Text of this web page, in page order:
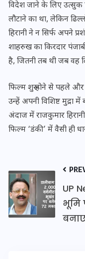
विदेश जाने के लिए उत्सुक
लौटाने का था, लेकिन
हिरानी ने न सिर्फ अपने
शाहरुख का किरदार
है, जितनी तब थी जब वह
फिल्म शुरू होने से पहले और
उन्हें अपनी विशिष्ट
अंदाज में राजकुमार
फिल्म ‘डंकी’ में वैसी ही
UP
भूमि
2025:
पर बंपर
जानें